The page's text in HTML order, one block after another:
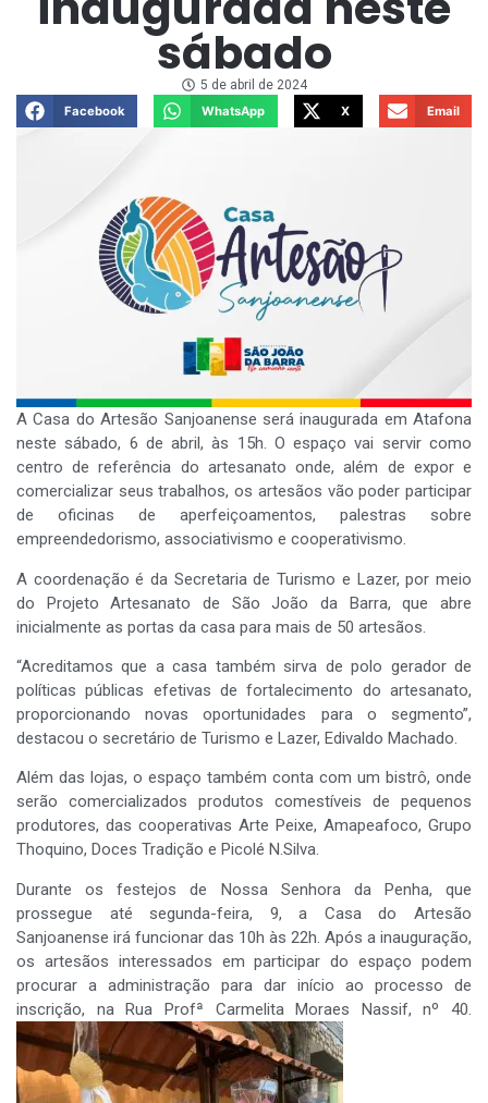
sábado
5 de abril de 2024
Facebook
WhatsApp X Email
A Casa do Artesão Sanjoanense será inaugurada em Atafona
neste sábado, 6 de abril, às 15h. O espaço vai servir como
centro de referência do artesanato onde, além de expor e
comercializar seus trabalhos, os artesãos vão poder participar
de oficinas de aperfeiçoamentos, palestras sobre
empreendedorismo, associativismo e cooperativismo.
A coordenação é da Secretaria de Turismo e Lazer, por meio
do Projeto Artesanato de São João da Barra, que abre
inicialmente as portas da casa para mais de 50 artesãos.
“Acreditamos que a casa também sirva de polo gerador de
políticas públicas efetivas de fortalecimento do artesanato,
proporcionando novas oportunidades para o segmento”,
destacou o secretário de Turismo e Lazer, Edivaldo Machado.
Além das lojas, o espaço também conta com um bistrô, onde
serão comercializados produtos comestíveis de pequenos
produtores, das cooperativas Arte Peixe, Amapeafoco, Grupo
Thoquino, Doces Tradição e Picolé N.Silva.
Durante os festejos de Nossa Senhora da Penha, que
prossegue até segunda-feira, 9, a Casa do Artesão
Sanjoanense irá funcionar das 10h às 22h. Após a inauguração,
os artesãos interessados em participar do espaço podem
procurar a administração para dar início ao processo de
inscrição, na Rua Profª Carmelita Moraes Nassif, nº 40.